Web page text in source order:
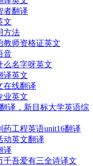
者翻译
文
方法
教师资格证英文
音
么名字呀英文
译英文
在线翻译
业英文
译，新目标大学英语综
工程英语unit16翻译
动英文翻译
译
千吾爱有三全诗译文